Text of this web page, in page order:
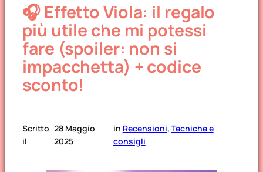
🎧 Effetto Viola: il regalo
più utile che mi potessi
fare (spoiler: non si
impacchetta) + codice
sconto!
Scritto
il
28 Maggio
2025
in Recensioni, Tecniche e
consigli